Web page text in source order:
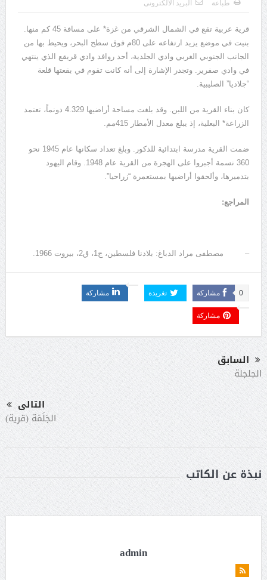
طباعة
البريد الالكترونى
قرية عربية تقع في الشمال الشرقي من غزة* على مسافة 45 كم منها.
بنيت في موضع يزيد ارتفاعه على 80م فوق سطح البحر، ويحيط بها من
الجانب الجنوبي الغربي وادي الجلدية، أحد روافد وادي قريقع الذي ينتهي
في وادي صفرير. وتجدر الإشارة إلى أنه كانت تقوم في بقعتها قلعة
“جلاديا” الصليبية.
كان بناء القرية من اللبن. وقد بلغت مساحة أراضيها 4.329 دونماً، تعتمد
الزراعة* البعلية، إذ يبلغ معدل الأمطار 415مم.
ضمت القرية مدرسة ابتدائية للذكور. وبلغ تعداد سكانها عام 1945 نحو
360 نسمة أجبروا على الهجرة من القرية عام 1948. وقام اليهود
بتدميرها، وألحقوا أراضيها بمستعمرة “زراحيا”.
المراجع:
– مصطفى مراد الدباغ: بلادنا فلسطين، ج1، ق2، بيروت 1966.
مشاركة 0 تغريدة مشاركة
مشاركة
السابق
الجلجلة
التالى
الجَلَمَة (قرية)
نبذة عن الكاتب
admin